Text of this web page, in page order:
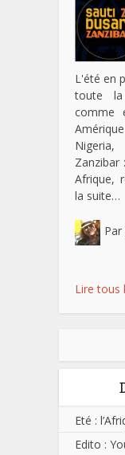
L'été en
toute
comme
Zanzibar
Afrique,
la suite…
Par
Lire tous
Eté :
Edito :